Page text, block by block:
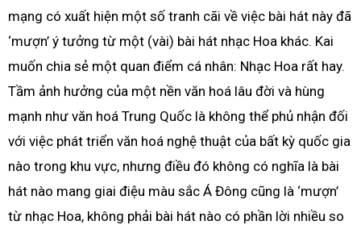
mạng có xuất hiện một số tranh cãi về việc bài hát này đã
‘mượn’ ý tưởng từ một (vài) bài hát nhạc Hoa khác. Kai
muốn chia sẻ một quan điểm cá nhân: Nhạc Hoa rất hay.
Tầm ảnh hưởng của một nền văn hoá lâu đời và hùng
mạnh như văn hoá Trung Quốc là không thể phủ nhận đối
với việc phát triển văn hoá nghệ thuật của bất kỳ quốc gia
nào trong khu vực, nhưng điều đó không có nghĩa là bài
hát nào mang giai điệu màu sắc Á Đông cũng là ‘mượn’
từ nhạc Hoa, không phải bài hát nào có phần lời nhiều so